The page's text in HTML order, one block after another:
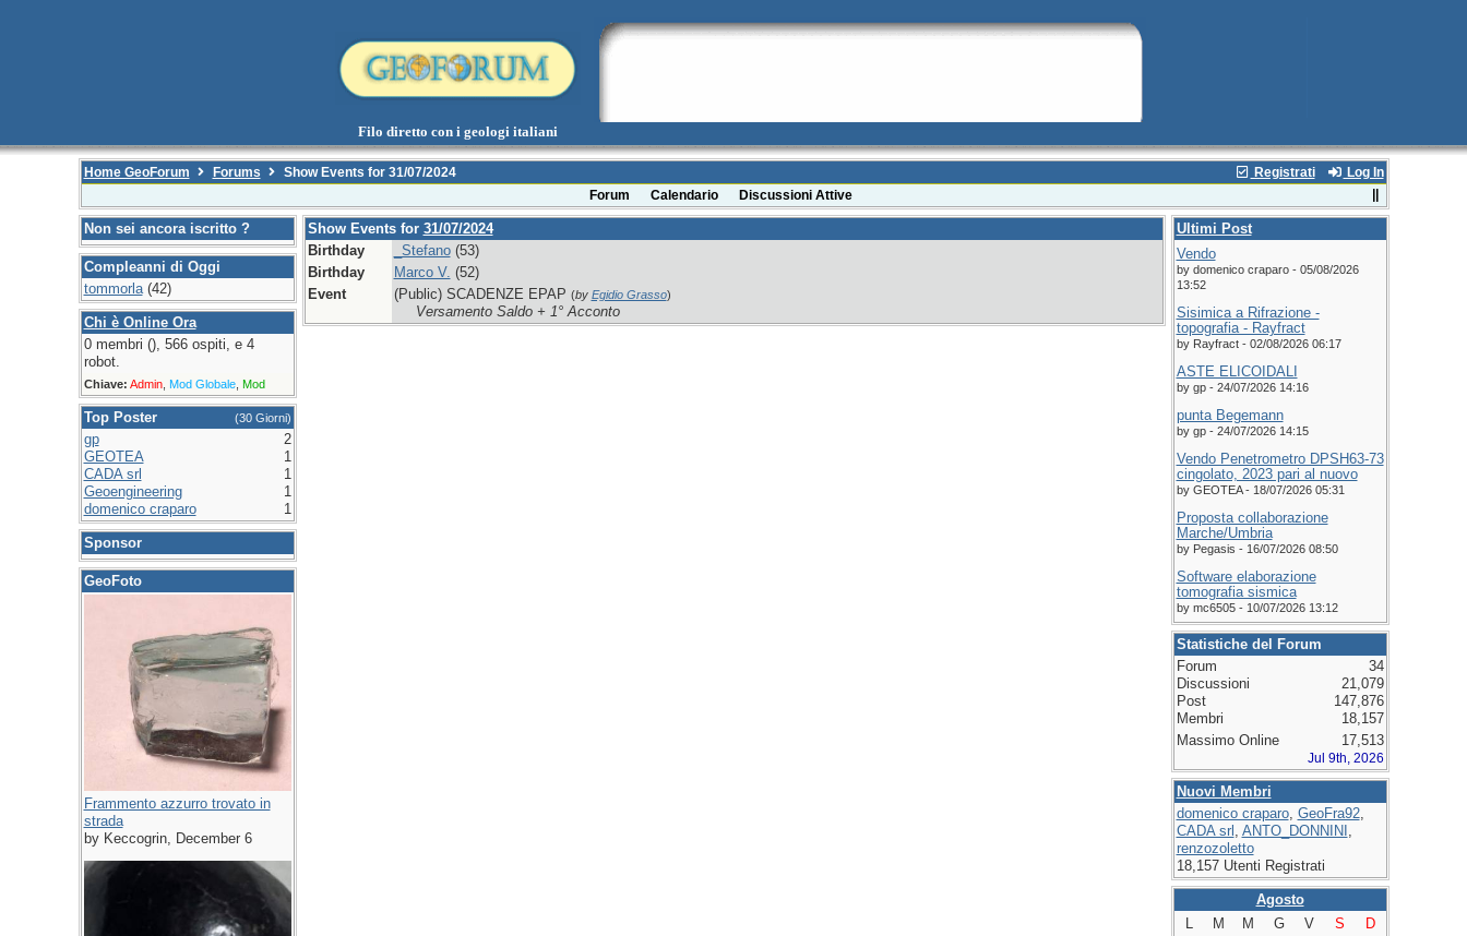
Filo diretto con i geologi italiani
Registrati Log In
Home GeoForum Forums
Show Events for 31/07/2024
Forum
Calendario Discussioni Attive
Non sei ancora iscritto ?
Compleanni di Oggi
tommorla(42)
Chi è Online Ora
0 membri (), 566 ospiti, e 4
robot.
Chiave: Admin, Mod Globale, Mod
Top Poster (30 Giorni)
gp
2
GEOTEA
1
CADA srl
1
Geoengineering
1
domenico craparo
1
Sponsor
GeoFoto
Frammento azzurro trovato in
strada
by Keccogrin, December 6
Show Events for 31/07/2024
Birthday
_Stefano(53)
Birthday
Marco V. (52)
Event
(Public) SCADENZE EPAP (by Egidio Grasso)
Versamento Saldo + 1° Acconto
Ultimi Post
Vendo
by domenico craparo - 05/08/2026
13:52
Sisimica a Rifrazione -
topografia - Rayfract
by Rayfract - 02/08/2026 06:17
ASTE ELICOIDALI
by gp - 24/07/2026 14:16
punta Begemann
by gp - 24/07/2026 14:15
Vendo Penetrometro DPSH63-73
cingolato, 2023 pari al nuovo
by GEOTEA - 18/07/2026 05:31
Proposta collaborazione
Marche/Umbria
by Pegasis - 16/07/2026 08:50
Software elaborazione
tomografia sismica
by mc6505 - 10/07/2026 13:12
Statistiche del Forum
Forum
34
Discussioni
21,079
Post
147,876
Membri
18,157
Massimo Online
17,513
Jul 9th, 2026
Nuovi Membri
domenico craparo, GeoFra92,
CADA srl , ANTO_DONNINI ,
renzozoletto
18,157 Utenti Registrati
Agosto
L
M M G V S
D